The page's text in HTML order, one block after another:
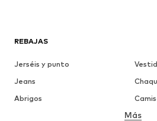
REBAJAS
Jerséis y punto
Jeans
Abrigos
Ropa
Más